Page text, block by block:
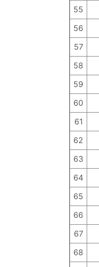
55
56
57
58
59
60
61
62
63
64
65
66
67
68